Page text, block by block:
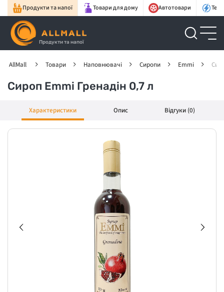
Продукти та напої Товари для дому Автотовари
Продукти та напої
AllMall Товари Наповнювачі Сиропи Emmi
Сироп Emmi Гренадін 0,7 л
Характеристики Опис Відгуки (0)